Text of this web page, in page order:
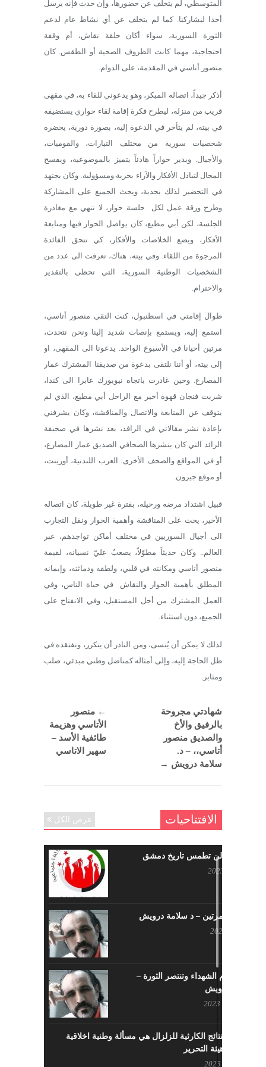
المتوسطي، لم يتخلف عن حضورها، وإن حدث فإنه يرسل
أحدا ليشاركنا. كما لم يتخلف عن أي نشاط عام لدعم
الثورة السورية، سواء أكان حلقة نقاش، أم وقفة
احتجاجية، مهما كانت الظروف الصحية أو الطقس. كان
منصور أتاسي في المقدمة، على الدوام.
أذكر جيداً، اتصاله المبكر، وهو يدعوني للقاء به، في مقهى
قريب من منزله، ليطرح فكرة إقامة لقاء حواري يستضيفه
في بيته، لم يتأخر في الدعوة إليه، بصورة دورية، يحضره
شخصيات سورية من مختلف التيارات، والقوميات،
والأجيال. ويدير حواراً هادئاً يتميز بالموضوعية، ويفسح
المجال لتبادل الأفكار والآراء بحرية ومسؤولية. وكان يجتهد
في التحضير لذلك بجدية، ويحث الجميع على المشاركة
وطرح ورقة عمل لكل
جلسة حوار، لا تنهي مع مغادرة
الجلسة، لكن أبي مطيع، كان يواصل الحوار فيها ومتابعة
الأفكار، ويضع الخلاصات والأفكار، كي تتحق الفائدة
المرجوة من اللقاء. وفي بيته، هناك، تعرفت الى عدد من
الشخصيات الوطنية السورية، التي تحظى بالتقدير
والاحترام.
طوال إقامتي في اسطنبول، كنت التقي منصور أتاسي،
استمع إليه، ويستمع بإنصات شديد إلينا ونحن نتحدث،
مرتين أحيانا في الأسبوع الواحد. يدعونا الى المقهى، او
إلى بيته، أو أننا نلتقى بدعوة من صديقنا المشترك عمار
المصارع. وحين غادرت باتجاه نيويورك عابرا الى كندا،
شربت فنجان قهوة أخير مع الراحل أبي مطيع، الذي لم
يتوقف عن المتابعة والاتصال والمناقشة، وكان يشرفني
بإعادة نشر مقالاتي في الرافد، بعد نشرها في صحيفة
الرائد التي كان ينشرها الصحافي الصديق عمار المصارع،
أو في المواقع والصحف الأخرى: العرب اللندنية، أورينت،
أو موقع جيرون.
قبيل اشتداد مرضه ورحيله، بفترة غير طويلة، كان اتصاله
الأخير، يحث على المناقشة وأهمية الحوار ونقل التجارب
الى أجيال السوريين في مختلف أماكن تواجدهم، عبر
العالم.. وكان حديثاً مطوّلاً، يصعبُ عليّ نسيانه، لقيمة
منصور أتاسي ومكانته في قلبي، ولطفه ودماثته، وإيمانه
المطلق بأهمية الحوار والنقاش
في حياة الناس، وفي
العمل المشترك من أجل المستقبل، وفي الانفتاح على
الجميع، دون استثناء.
لذلك لا يمكن أن يُنسى، ومن النادر أن يتكرر، ونفتقده في
ظل الحاجة إليه، وإلى أمثاله كمناضل وطني مبدئي، صلب
ومثابر.
← منصور
الأتاسي وهزيمة
طائفية الأسد –
سهير الاتاسي
شهادتي مجروحة
بالرفيق والأخ
والصديق منصور
أتاسي،، – د.
سلامة درويش →
الافتتاحيات عرض الكل
حرائقكم لن تطمس تاريخ دمشق
لا تقتلونا مرتين – د سلامة درويش
سيزهر دم الشهداء وتنتصر الثورة –
سلامة درويش
معالجة النتائج الكارثية للزلزال هي مسألة وطنية اخلاقية
بإمتياز – هيئة التحرير